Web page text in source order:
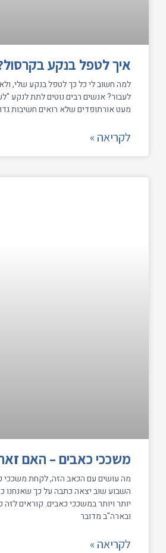
איך לטפל בנקע
למה חשוב לי כל כך לטפל בנקע שלי,
לעבור? אנשים רבים נוטים לתת לנקע
מעט אורתופדים שלא רואים חשיבות
לקריאה »
משככי כאבים – האם
מה עושים עם הכאב הזה, לקחת משככי
השבוע שוב יצאה כתבה על כך
יותר ויותר במשככי כאבים. קוראים
ובארה"ב מדובר
לקריאה »